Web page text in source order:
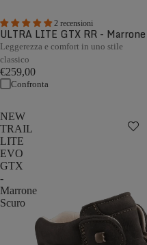
2 recensioni
ULTRA LITE GTX RR - Marrone
Leggerezza e comfort in uno stile
classico
€259,00
Confronta
NEW
TRAIL
LITE
EVO
GTX
-
Marrone
Scuro